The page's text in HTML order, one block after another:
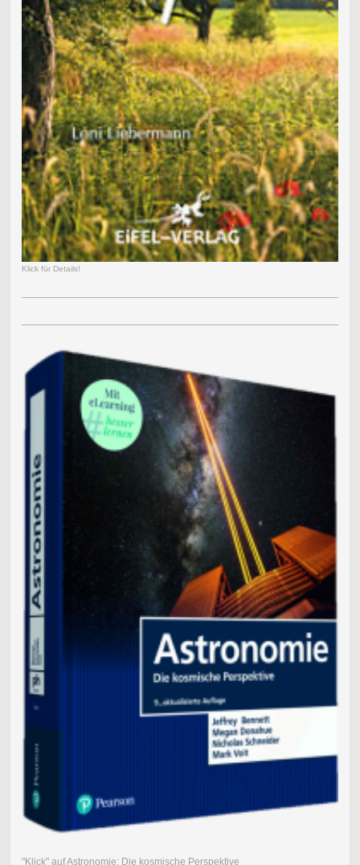
Klick für Details!
"Klick" auf Astronomie: Die kosmische Perspektive